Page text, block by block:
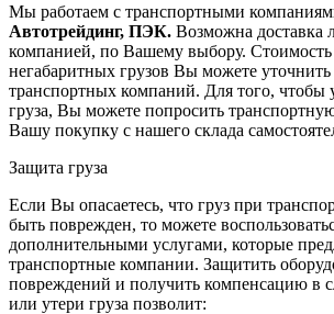
Мы работаем с транспортными
Автотрейдинг, ПЭК. Возможна доставка
компанией, по Вашему выбору. Стоимость
негабаритных грузов Вы можете уточнить
транспортных компаний. Для того, чтобы
груза, Вы можете попросить
Вашу покупку с нашего склада
Защита груза
Если Вы опасаетесь, что груз при
быть поврежден, то можете
дополнительными услугами, которые
транспортные компании. Защитить
повреждений и получить компенсацию в
или утери груза позволит: